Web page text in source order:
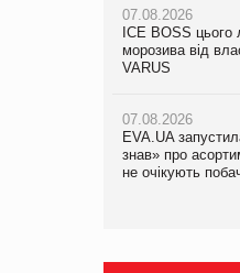
07.08.2026
ICE BOSS цього
морозива від
VARUS
07.08.2026
EVA.UA
знав» про
не очікують
06.08.2026
Смачна новинка
VARUS
05.08.2026
Мережа
мережу
компанія
07.08.2026
Франція